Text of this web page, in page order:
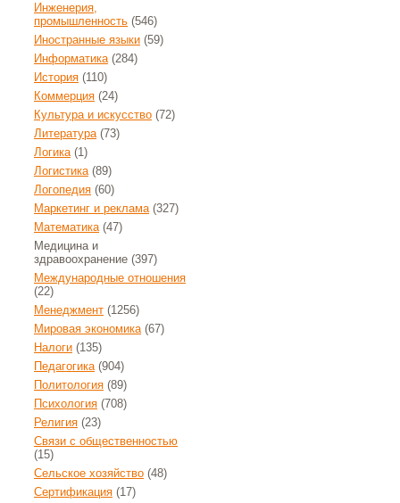
Инженерия,
промышленность (546)
Иностранные языки (59)
Информатика(284)
История (110)
Коммерция (24)
Культура и искусство (72)
Литература(73)
Логика(1)
Логистика(89)
Логопедия (60)
Маркетинг и реклама(327)
Математика(47)
Медицина и
здравоохранение (397)
Международные отношения
(22)
Менеджмент (1256)
Мировая экономика(67)
Налоги (135)
Педагогика(904)
Политология (89)
Психология (708)
Религия (23)
Связи с общественностью
(15)
Сельское хозяйство (48)
Сертификация (17)